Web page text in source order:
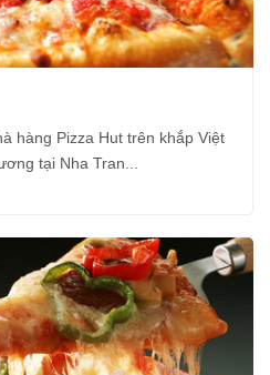
hàng Pizza Hut trên khắp Việt
tại Nha Tran...